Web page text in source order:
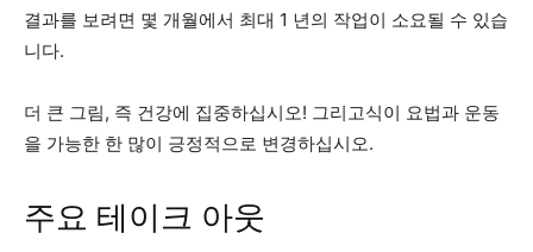
결과를 보려면 몇 개월에서 최대 1 년의 작업이 소요될 수 있습
니다.
더 큰 그림, 즉 건강에 집중하십시오! 그리고식이 요법과 운동
을 가능한 한 많이 긍정적으로 변경하십시오.
주요 테이크 아웃